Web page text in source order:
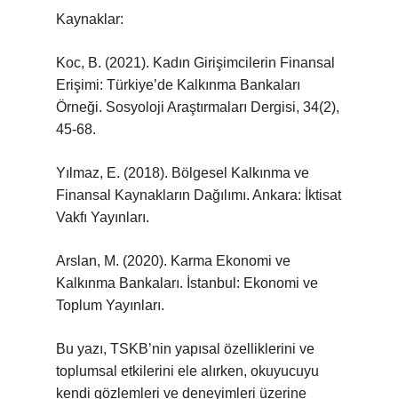
Kaynaklar:
Koc, B. (2021). Kadın Girişimcilerin Finansal
Erişimi: Türkiye’de Kalkınma Bankaları
Örneği. Sosyoloji Araştırmaları Dergisi, 34(2),
45-68.
Yılmaz, E. (2018). Bölgesel Kalkınma ve
Finansal Kaynakların Dağılımı. Ankara: İktisat
Vakfı Yayınları.
Arslan, M. (2020). Karma Ekonomi ve
Kalkınma Bankaları. İstanbul: Ekonomi ve
Toplum Yayınları.
Bu yazı, TSKB’nin yapısal özelliklerini ve
toplumsal etkilerini ele alırken, okuyucuyu
kendi gözlemleri ve deneyimleri üzerine